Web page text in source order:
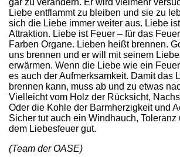
Liebe entflammt zu bleiben und sie zu
sich die Liebe immer weiter aus. Liebe
Attraktion. Liebe ist Feuer – für das
Farben Organe. Lieben heißt brennen.
uns brennen und er will mit seinem
erwärmen. Wenn die Liebe wie ein
es auch der Aufmerksamkeit. Damit das
brennen kann, muss ab und zu etwas
Vielleicht vom Holz der Rücksicht,
Oder die Kohle der Barmherzigkeit und
Sicher tut auch ein Windhauch, Toleranz
dem Liebesfeuer gut.
(Team der OASE)